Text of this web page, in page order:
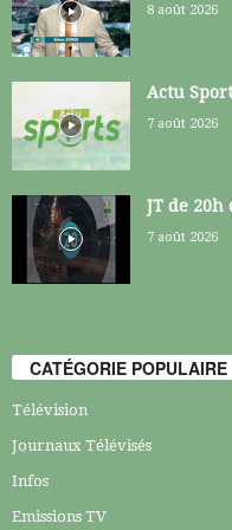
8 août 2026
Actu
7 août 2026
JT de 20h
7 août 2026
CATÉGORIE POPULAIRE
Télévision
Journaux Télévisés
Infos
Emissions TV